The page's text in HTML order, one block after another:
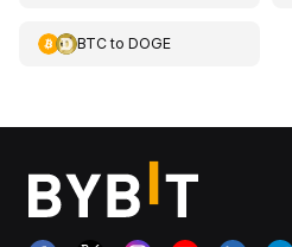
BTCto DOGE